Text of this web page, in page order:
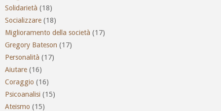
Solidarietà (18)
Socializzare (18)
Miglioramento della società (17)
Gregory Bateson (17)
Personalità (17)
Aiutare (16)
Coraggio (16)
Psicoanalisi (15)
Ateismo (15)